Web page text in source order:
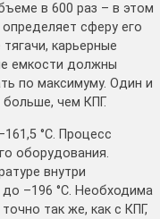
в 600 раз – в этом
сферу его
карьерные
емкости должны
по максимуму. Один и
чем КПГ.
°С. Процесс
оборудования.
внутри
–196 °С. Необходима
так же, как с КПГ,